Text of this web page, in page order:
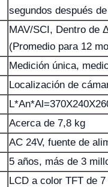
segundos después
MAV/SCI, Dentro de
(Promedio para 12
Medición única,
Localización de
Acerca de 7,8 kg
AC 24V, fuente de
5 años, más de 3
LCD a color TFT de